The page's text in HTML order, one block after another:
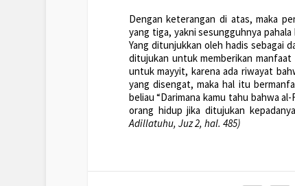
Dengan keterangan di atas, maka
yang tiga, yakni sesungguhnya pahala
Yang ditunjukkan oleh hadis sebagai
ditujukan untuk memberikan
untuk mayyit, karena ada riwayat
yang disengat, maka hal itu
beliau “Darimana kamu tahu bahwa
orang hidup jika ditujukan
Adillatuhu, Juz 2, hal. 485)